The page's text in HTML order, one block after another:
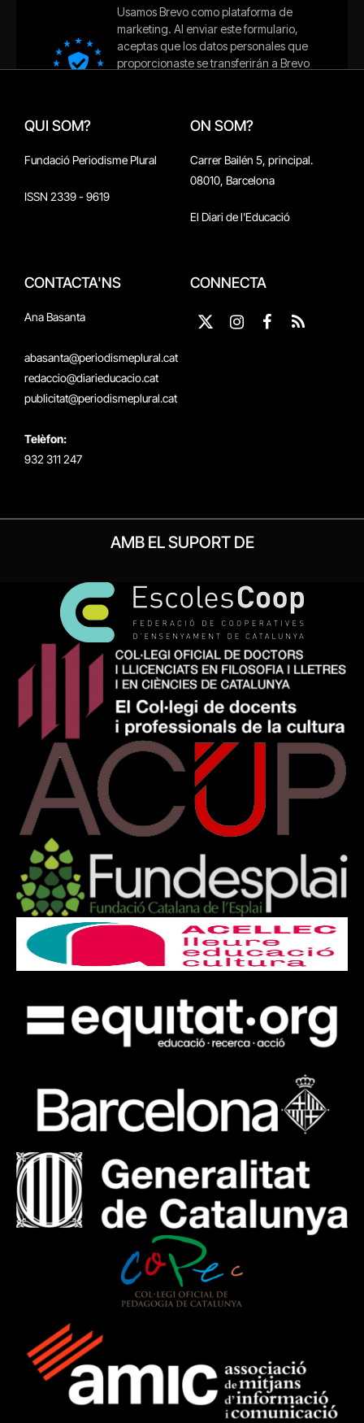
QUI SOM?
Fundació Periodisme Plural
ISSN 2339 - 9619
ON SOM?
Carrer Bailén 5, principal.
08010, Barcelona
El Diari de l'Educació
CONTACTA'NS
Ana Basanta
abasanta@periodismeplural.cat
redaccio@diarieducacio.cat
publicitat@periodismeplural.cat
Telèfon:
932 311 247
CONNECTA
X
Instagram
Facebook
RSS
AMB EL SUPORT DE